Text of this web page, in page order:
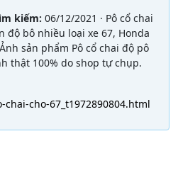
kiếm: 06/12/2021 · Pô cổ chai
độ bô nhiều loại xe 67, Honda
sản phẩm Pô cổ chai độ pô
thật 100% do shop tự chụp.
chai-cho-67_t1972890804.html